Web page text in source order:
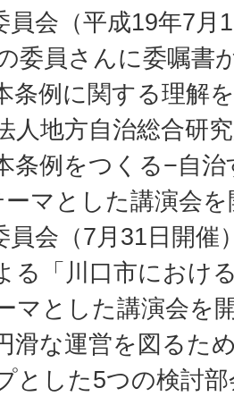
員会（平成19年7月
委員さんに委嘱書
条例に関する理解
人地方自治総合研
条例をつくる−自
マとした講演会
員会（7月31日開催
る「川口市におけ
マとした講演会を
滑な運営を図るた
とした5つの検討